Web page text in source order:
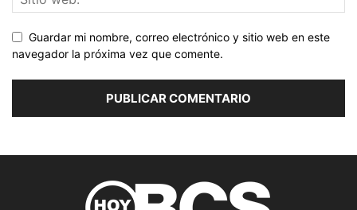
Guardar mi nombre, correo electrónico y sitio web en este
navegador la próxima vez que comente.